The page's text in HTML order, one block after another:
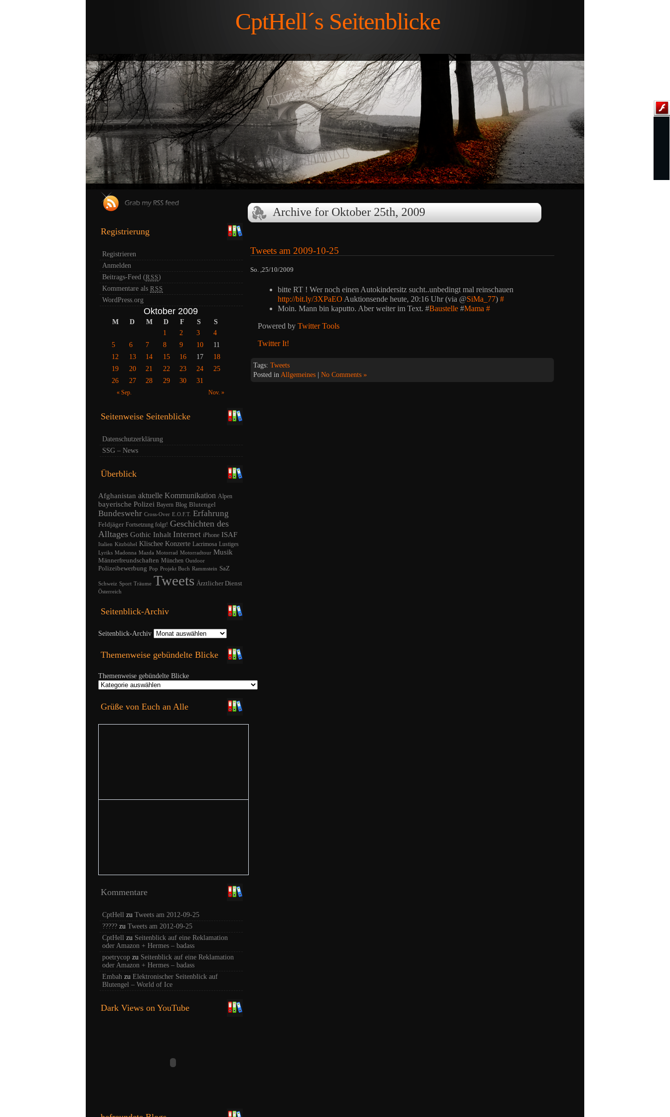
CptHell´s Seitenblicke
Registrierung
Registrieren
Anmelden
Beitrags-Feed (RSS)
Kommentare als RSS
WordPress.org
Oktober 2009
M D M D F S S
« Sep. Nov. »
1 2 3
4
5
6 7 8 9 10
11
12
13 14 15 16 17
18
19
20 21 22 23 24
25
26
27 28 29 30 31
Seitenweise Seitenblicke
Datenschutzerklärung
SSG – News
Überblick
Afghanistan aktuelle Kommunikation Alpen
bayerische Polizei Bayern Blog Blutengel
Bundeswehr Cross-Over E.O.F.T. Erfahrung
Feldjäger Fortsetzung folgt! Geschichten des
Alltages Gothic Inhalt Internet iPhone ISAF
Italien Kitzbühel Klischee Konzerte Lacrimosa Lustiges
Lyriks Madonna Mazda Motorrad Motorradtour Musik
Männerfreundschaften München Outdoor
Polizeibewerbung Pop Projekt Buch Rammstein SaZ
Schweiz Sport Träume Tweets Ärztlicher Dienst
Österreich
Seitenblick-Archiv
Seitenblick-Archiv
Themenweise gebündelte Blicke
Themenweise gebündelte Blicke
Grüße von Euch an Alle
Kommentare
CptHell zu Tweets am 2012-09-25
????? zu Tweets am 2012-09-25
CptHell zu Seitenblick auf eine Reklamation
oder Amazon + Hermes – badass
poetrycop zu Seitenblick auf eine Reklamation
oder Amazon + Hermes – badass
Embah zu Elektronischer Seitenblick auf
Blutengel – World of Ice
Dark Views on YouTube
Archive for Oktober 25th, 2009
Tweets am 2009-10-25
So. ,25/10/2009
bitte RT ! Wer noch einen Autokindersitz sucht..unbedingt mal reinschauen
http://bit.ly/3XPaEO Auktionsende heute, 20:16 Uhr (via @SiMa_77) #
Moin. Mann bin kaputto. Aber weiter im Text. #Baustelle #Mama #
Powered by Twitter Tools
Twitter It!
Tags: Tweets
Posted in Allgemeines No Comments »